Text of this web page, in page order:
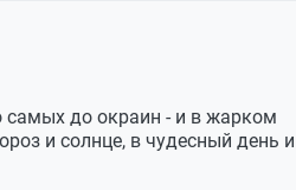
самых до окраин - и в жарком
и солнце, в чудесный день и